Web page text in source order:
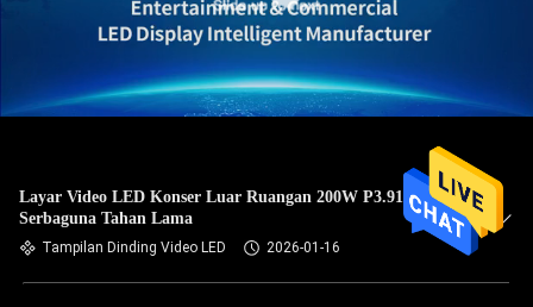
Layar Video LED Konser Luar Ruangan 200W P3.91
Serbaguna Tahan Lama
Tampilan Dinding Video LED 2026-01-16